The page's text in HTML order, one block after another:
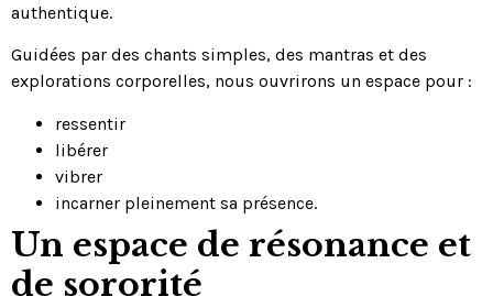
authentique.
Guidées par des chants simples, des mantras et des
explorations corporelles, nous ouvrirons un espace pour :
ressentir
libérer
vibrer
incarner pleinement sa présence.
Un espace de résonance et
de sororité